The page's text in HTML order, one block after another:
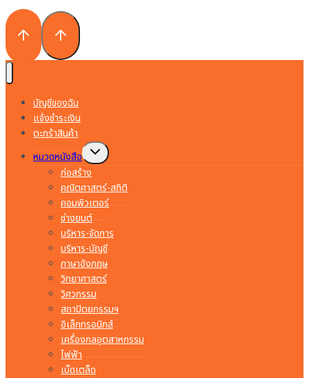
บัญชีของฉัน
แจ้งชำระเงิน
ตะกร้าสินค้า
หมวดหนังสือ
Toggle
child
menu
ก่อสร้าง
คณิตศาสตร์-สถิติ
คอมพิวเตอร์
ช่างยนต์
บริหาร-จัดการ
บริหาร-บัญชี
ภาษาอังกฤษ
วิทยาศาสตร์
วิศวกรรม
สถาปัตยกรรมฯ
อิเล็กทรอนิกส์
เครื่องกลอุตสาหกรรม
ไฟฟ้า
เบ็ดเตล็ด